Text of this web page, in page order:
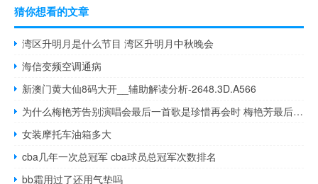
猜你想看的文章
湾区升明月是什么节目 湾区升明月中秋晚会
海信变频空调通病
新澳门黄大仙8码大开__辅助解读分析-2648.3D.A566
为什么梅艳芳告别演唱会最后一首歌是珍惜再会时 梅艳芳最后一场演唱会
女装摩托车油箱多大
cba几年一次总冠军 cba球员总冠军次数排名
bb霜用过了还用气垫吗